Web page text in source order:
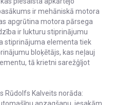
ir mehāniskā motora
apgrūtina motora pārsega
ir lukturu stiprinājumu
stiprinājuma elementa tiek
bloķētājs, kas neļauj
tā krietni sarežģījot
Rūdolfs Kalveits norāda: